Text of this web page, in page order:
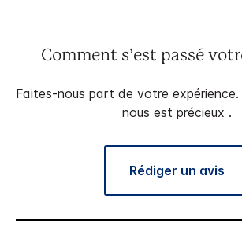
Comment s’est passé
Faites-nous part de votre
nous est précieux .
Rédiger un avis